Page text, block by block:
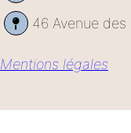
46 Avenue
Mentions légales